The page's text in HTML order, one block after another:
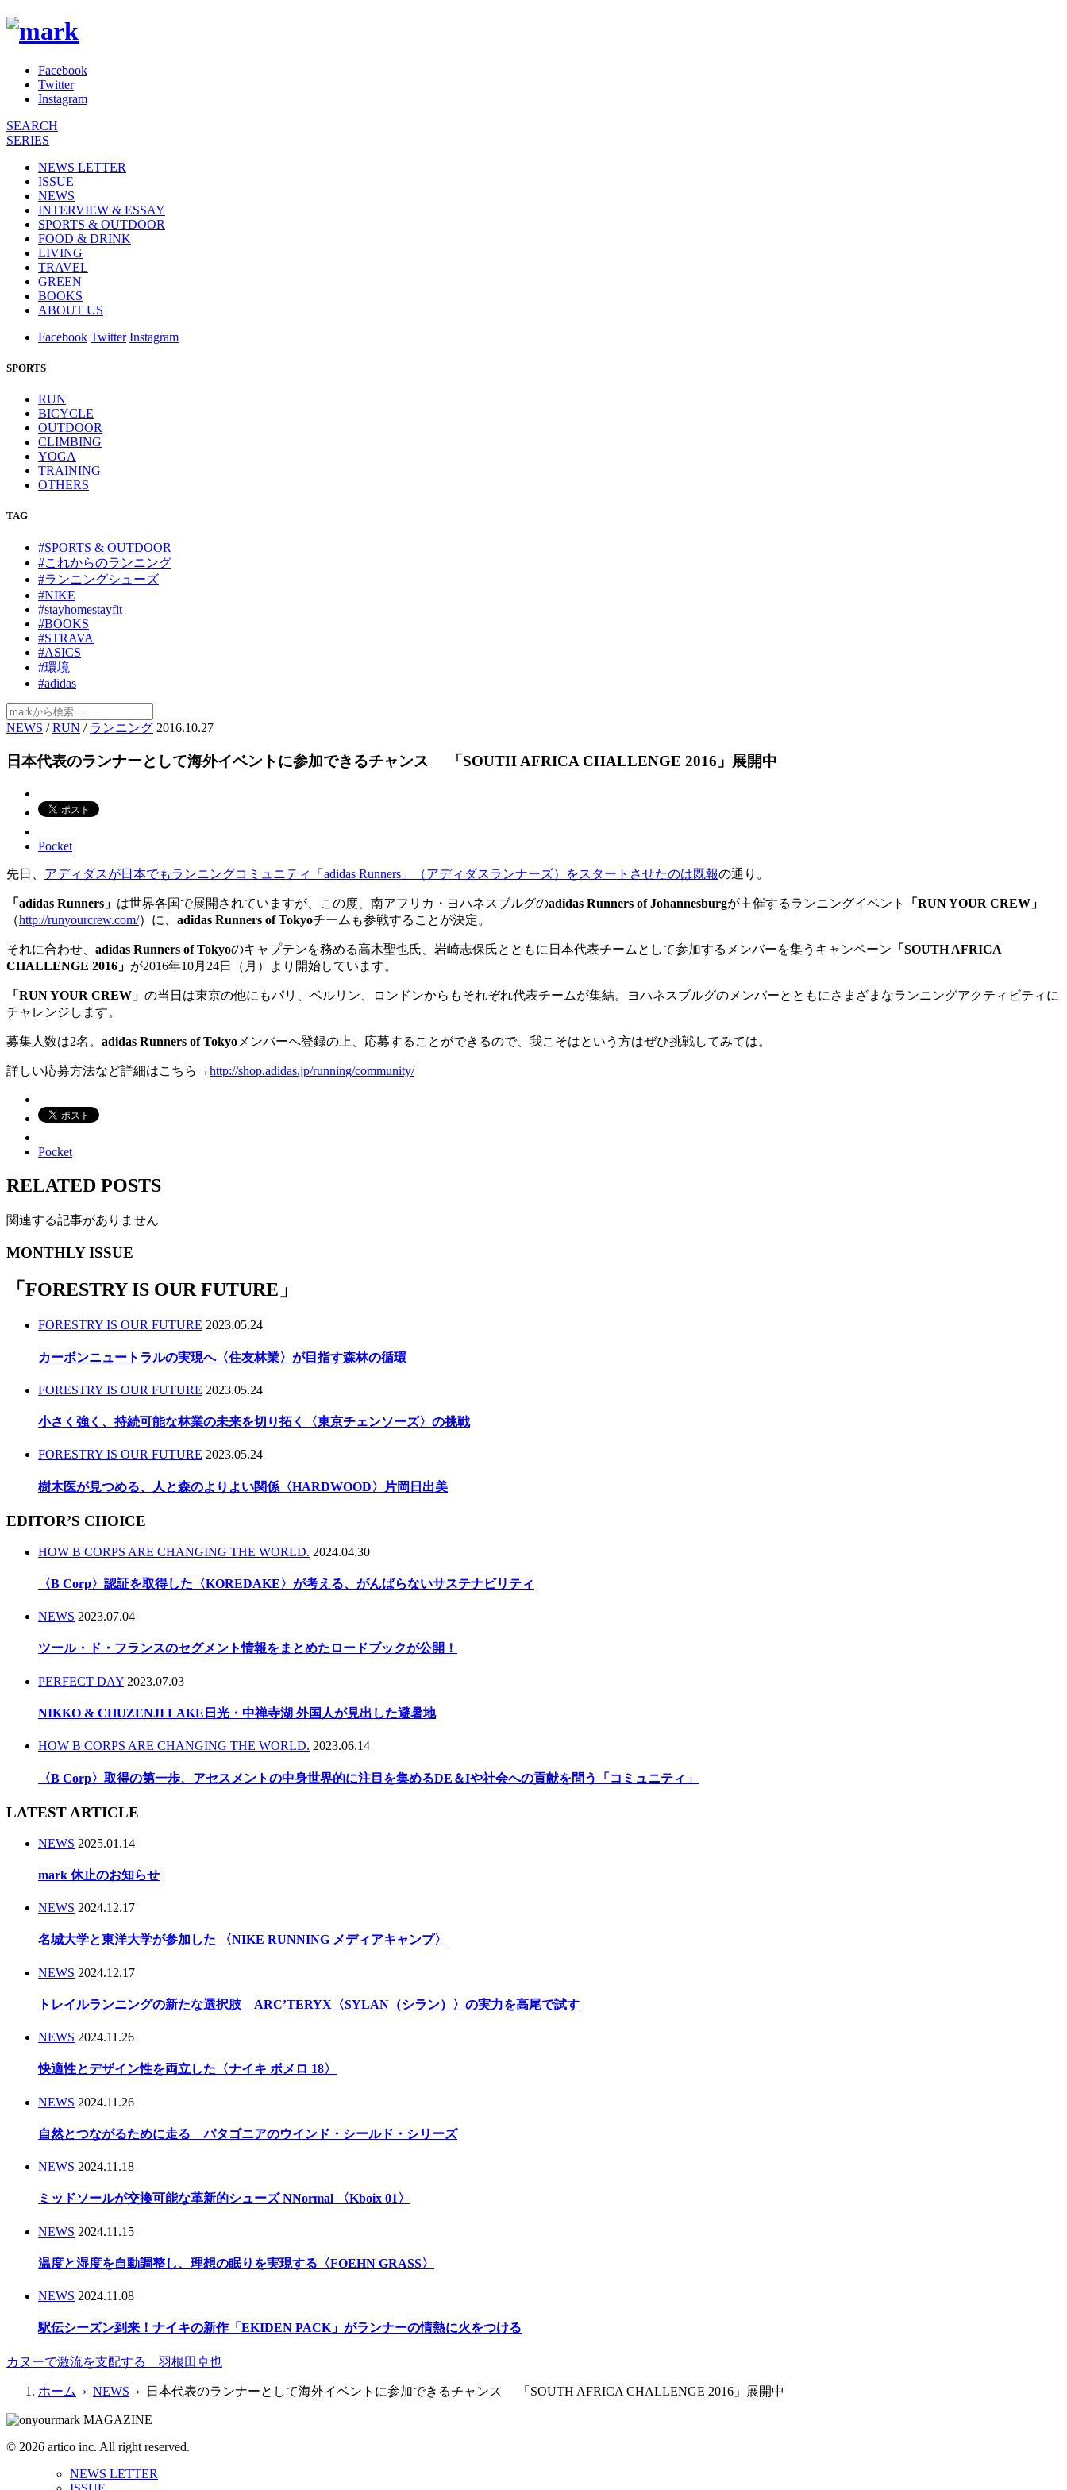
Facebook
Twitter
Instagram
SEARCH
SERIES
NEWS LETTER
ISSUE
NEWS
INTERVIEW & ESSAY
SPORTS & OUTDOOR
FOOD & DRINK
LIVING
TRAVEL
GREEN
BOOKS
ABOUT US
Facebook Twitter Instagram
SPORTS
RUN
BICYCLE
OUTDOOR
CLIMBING
YOGA
TRAINING
OTHERS
TAG
#SPORTS & OUTDOOR
#これからのランニング
#ランニングシューズ
#NIKE
#stayhomestayfit
#BOOKS
#STRAVA
#ASICS
#環境
#adidas
NEWS /RUN / ランニング 2016.10.27
日本代表のランナーとして海外イベントに参加できるチャンス 「SOUTH AFRICA CHALLENGE 2016」展開中
Pocket
先日、 アディダスが日本でもランニングコミュニティ「adidas Runners」（アディダスランナーズ）をスタートさせたのは既報の通り。
「adidas Runners」 は世界各国で展開されていますが、この度、南アフリカ・ヨハネスブルグのadidas Runners of Johannesburgが主催するランニングイベント
「RUN YOUR CREW」
（http://runyourcrew.com/）に、 adidas Runners of Tokyoチームも参戦することが決定。
それに合わせ、 adidas Runners of Tokyoのキャプテンを務める高木聖也氏、岩崎志保氏とともに日本代表チームとして参加するメンバーを集うキャンペーン 「SOUTH AFRICA
CHALLENGE 2016」 が2016年10月24日（月）より開始しています。
「RUN YOUR CREW」 の当日は東京の他にもパリ、ベルリン、ロンドンからもそれぞれ代表チームが集結。ヨハネスブルグのメンバーとともにさまざまなランニングアクティビティに
チャレンジします。
募集人数は2名。 adidas Runners of Tokyo メンバーへ登録の上、応募することができるので、我こそはという方はぜひ挑戦してみては。
詳しい応募方法など詳細はこちら→http://shop.adidas.jp/running/community/
Pocket
RELATED POSTS
関連する記事がありません
MONTHLY ISSUE
「 FORESTRY IS OUR FUTURE 」
FORESTRY IS OUR FUTURE 2023.05.24
カーボンニュートラルの実現へ〈住友林業〉が目指す森林の循環
FORESTRY IS OUR FUTURE 2023.05.24
小さく強く、持続可能な林業の未来を切り拓く〈東京チェンソーズ〉の挑戦
FORESTRY IS OUR FUTURE 2023.05.24
樹木医が見つめる、人と森のよりよい関係〈HARDWOOD〉片岡日出美
EDITOR’S CHOICE
HOW B CORPS ARE CHANGING THE WORLD. 2024.04.30
〈B Corp〉認証を取得した〈KOREDAKE〉が考える、がんばらないサステナビリティ
NEWS 2023.07.04
ツール・ド・フランスのセグメント情報をまとめたロードブックが公開！
PERFECT DAY 2023.07.03
NIKKO & CHUZENJI LAKE日光・中禅寺湖 外国人が見出した避暑地
HOW B CORPS ARE CHANGING THE WORLD. 2023.06.14
〈B Corp〉取得の第一歩、アセスメントの中身世界的に注目を集めるDE＆Iや社会への貢献を問う「コミュニティ」
LATEST ARTICLE
NEWS 2025.01.14
mark 休止のお知らせ
NEWS 2024.12.17
名城大学と東洋大学が参加した 〈NIKE RUNNING メディアキャンプ〉
NEWS 2024.12.17
トレイルランニングの新たな選択肢 ARC’TERYX〈SYLAN（シラン）〉の実力を高尾で試す
NEWS 2024.11.26
快適性とデザイン性を両立した〈ナイキ ボメロ 18〉
NEWS 2024.11.26
自然とつながるために走る パタゴニアのウインド・シールド・シリーズ
NEWS 2024.11.18
ミッドソールが交換可能な革新的シューズ NNormal 〈Kboix 01〉
NEWS 2024.11.15
温度と湿度を自動調整し、理想の眠りを実現する〈FOEHN GRASS〉
NEWS 2024.11.08
駅伝シーズン到来！ナイキの新作「EKIDEN PACK」がランナーの情熱に火をつける
カヌーで激流を支配する 羽根田卓也
ホーム › NEWS › 日本代表のランナーとして海外イベントに参加できるチャンス 「SOUTH AFRICA CHALLENGE 2016」展開中
© 2026 artico inc. All right reserved.
NEWS LETTER